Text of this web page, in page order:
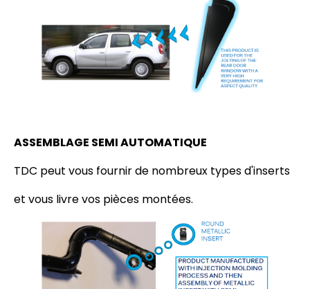
ASSEMBLAGE SEMI AUTOMATIQUE
TDC peut vous fournir de nombreux types d'inserts
et vous livre vos pièces montées.